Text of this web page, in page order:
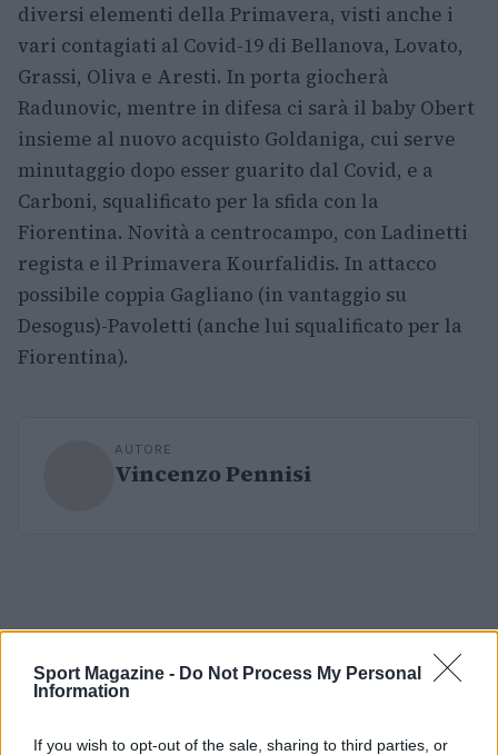
Sport Magazine - Do Not Process My Personal
Information
If you wish to opt-out of the sale, sharing to third parties, or
diversi elementi della Primavera, visti anche i
vari contagiati al Covid-19 di Bellanova, Lovato,
Grassi, Oliva e Aresti. In porta giocherà
Radunovic, mentre in difesa ci sarà il baby Obert
insieme al nuovo acquisto Goldaniga, cui serve
minutaggio dopo esser guarito dal Covid, e a
Carboni, squalificato per la sfida con la
Fiorentina. Novità a centrocampo, con Ladinetti
regista e il Primavera Kourfalidis. In attacco
possibile coppia Gagliano (in vantaggio su
Desogus)-Pavoletti (anche lui squalificato per la
Fiorentina).
AUTORE
Vincenzo Pennisi